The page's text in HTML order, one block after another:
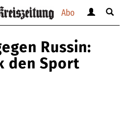
Abo
anzeigen
verbergen
Suche
Russin:
den Sport